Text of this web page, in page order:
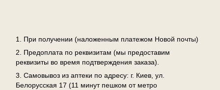
1. При получении (наложенным платежом Новой почты)
2. Предоплата по реквизитам (мы предоставим
реквизиты во время подтверждения заказа).
3. Самовывоз из аптеки по адресу: г. Киев, ул.
Белорусская 17 (11 минут пешком от метро